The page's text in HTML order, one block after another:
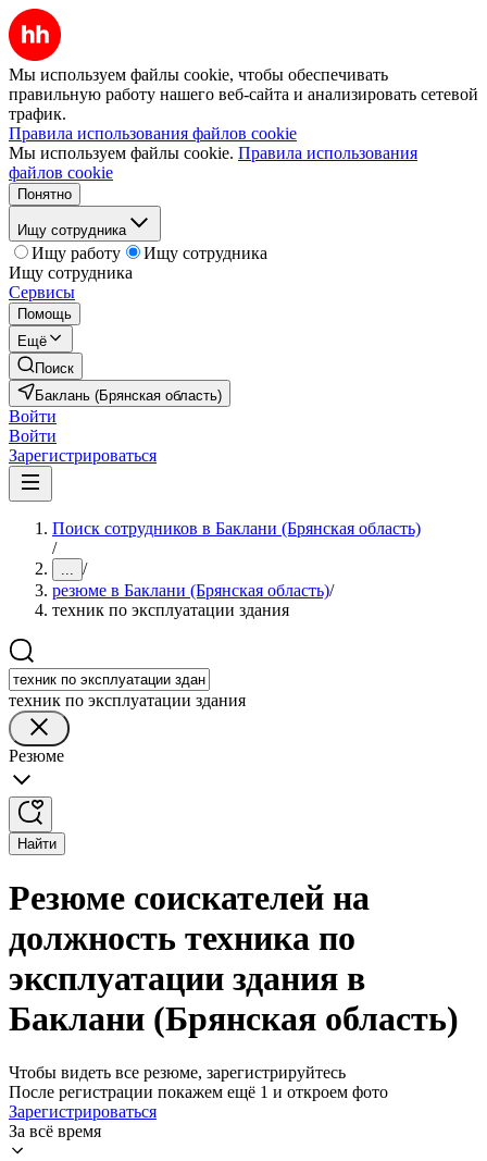
Мы используем файлы cookie, чтобы обеспечивать
правильную работу нашего веб-сайта и анализировать сетевой
трафик.
Правила использования файлов cookie
Мы используем файлы cookie. Правила использования
файлов cookie
Понятно
Ищу сотрудника
Ищу работу
Ищу сотрудника
Ищу сотрудника
Сервисы
Помощь
Ещё
Поиск
Баклань (Брянская область)
Войти
Войти
Зарегистрироваться
Поиск сотрудников в Баклани (Брянская область)
/
... /
резюме в Баклани (Брянская область)/
техник по эксплуатации здания
техник по эксплуатации здания
Резюме
Найти
Резюме соискателей на
должность техника по
эксплуатации здания в
Баклани (Брянская область)
Чтобы видеть все резюме, зарегистрируйтесь
После регистрации покажем ещё 1 и откроем фото
Зарегистрироваться
За всё время